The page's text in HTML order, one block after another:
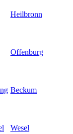
Heilbronn
Offenburg
Beckum
Wesel